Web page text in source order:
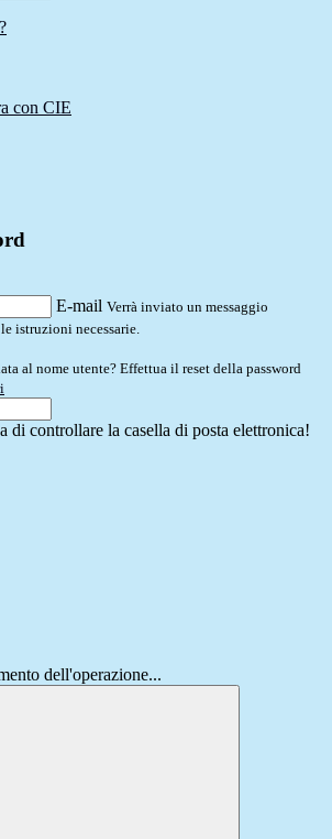
con CIE
E-mail Verrà inviato un messaggio
istruzioni necessarie.
al nome utente? Effettua il reset della password
di controllare la casella di posta elettronica!
dell'operazione...